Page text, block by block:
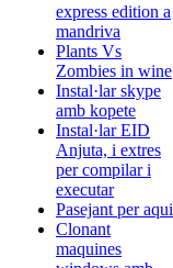
express edition a
mandriva
Plants Vs
Zombies in wine
Instal·lar skype
amb kopete
Instal·lar EID
Anjuta, i extres
per compilar i
executar
Pasejant per aqui
Clonant
maquines